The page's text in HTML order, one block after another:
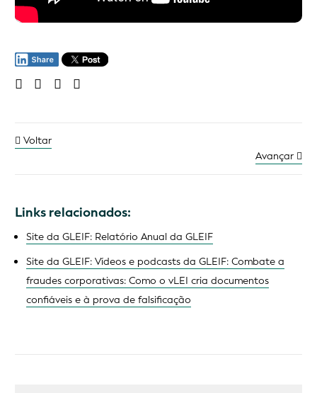
Voltar
Avançar
Links relacionados:
Site da GLEIF: Relatório Anual da GLEIF
Site da GLEIF: Vídeos e podcasts da GLEIF: Combate a
fraudes corporativas: Como o vLEI cria documentos
confiáveis e à prova de falsificação